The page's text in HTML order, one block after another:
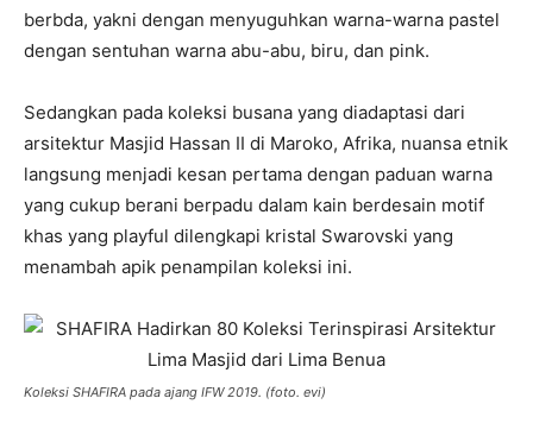
berbda, yakni dengan menyuguhkan warna-warna pastel
dengan sentuhan warna abu-abu, biru, dan pink.
Sedangkan pada koleksi busana yang diadaptasi dari
arsitektur Masjid Hassan II di Maroko, Afrika, nuansa etnik
langsung menjadi kesan pertama dengan paduan warna
yang cukup berani berpadu dalam kain berdesain motif
khas yang playful dilengkapi kristal Swarovski yang
menambah apik penampilan koleksi ini.
Koleksi SHAFIRA pada ajang IFW 2019. (foto. evi)